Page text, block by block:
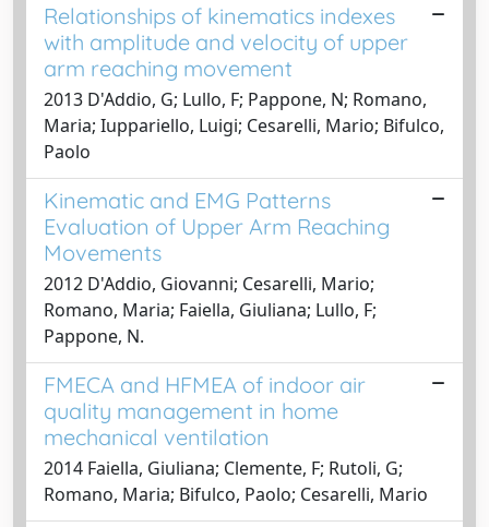
Relationships of kinematics indexes
with amplitude and velocity of upper
arm reaching movement
2013 D'Addio, G; Lullo, F; Pappone, N; Romano,
Maria; Iuppariello, Luigi; Cesarelli, Mario; Bifulco,
Paolo
Kinematic and EMG Patterns
Evaluation of Upper Arm Reaching
Movements
2012 D'Addio, Giovanni; Cesarelli, Mario;
Romano, Maria; Faiella, Giuliana; Lullo, F;
Pappone, N.
FMECA and HFMEA of indoor air
quality management in home
mechanical ventilation
2014 Faiella, Giuliana; Clemente, F; Rutoli, G;
Romano, Maria; Bifulco, Paolo; Cesarelli, Mario